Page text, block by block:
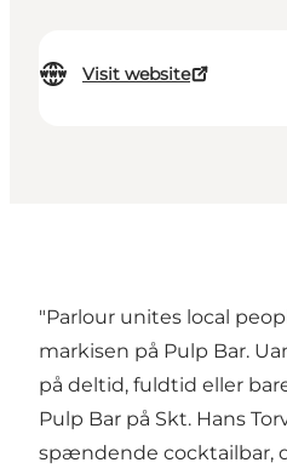
Visit website
"Parlour unites local
markisen på Pulp Bar.
på deltid, fuldtid eller
Pulp Bar på Skt. Hans
spændende cocktailbar,